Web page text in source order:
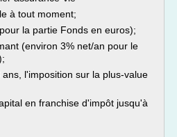
à tout moment;
la partie Fonds en euros);
(environ 3% net/an pour le
l'imposition sur la plus-value
en franchise d'impôt jusqu'à